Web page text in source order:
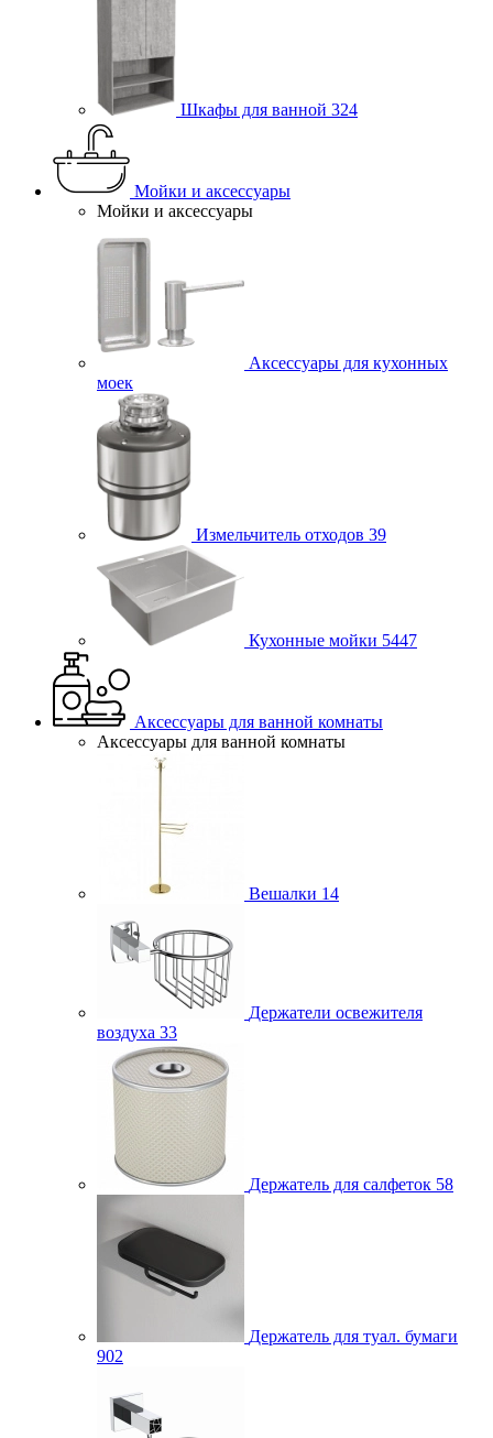
Шкафы для ванной 324
Мойки и аксессуары
Мойки и аксессуары
Аксессуары для кухонных
моек
Измельчитель отходов 39
Кухонные мойки 5447
Аксессуары для ванной комнаты
Аксессуары для ванной комнаты
Вешалки 14
Держатели освежителя
воздуха 33
Держатель для салфеток 58
Держатель для туал. бумаги
902